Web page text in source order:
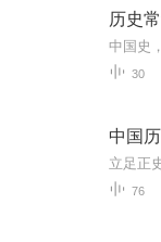
历史
中国史
30
中国
76